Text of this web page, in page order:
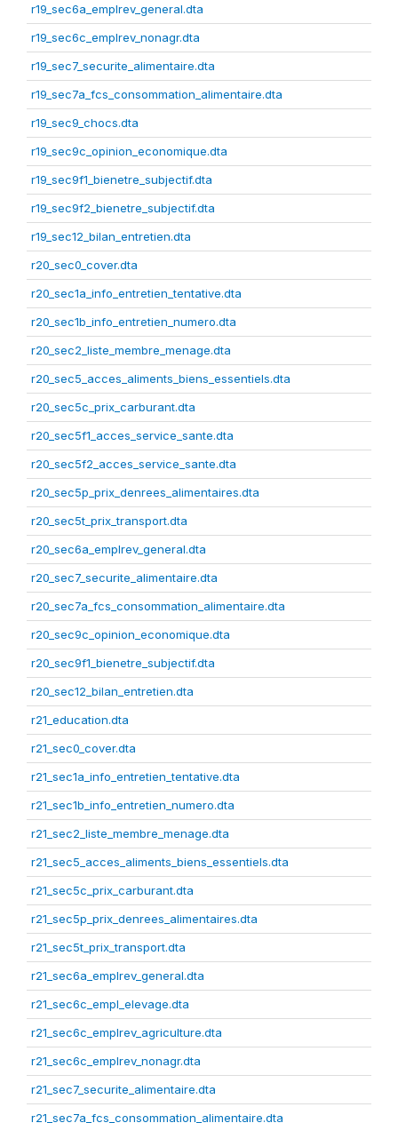
r19_sec6a_emplrev_general.dta
r19_sec6c_emplrev_nonagr.dta
r19_sec7_securite_alimentaire.dta
r19_sec7a_fcs_consommation_alimentaire.dta
r19_sec9_chocs.dta
r19_sec9c_opinion_economique.dta
r19_sec9f1_bienetre_subjectif.dta
r19_sec9f2_bienetre_subjectif.dta
r19_sec12_bilan_entretien.dta
r20_sec0_cover.dta
r20_sec1a_info_entretien_tentative.dta
r20_sec1b_info_entretien_numero.dta
r20_sec2_liste_membre_menage.dta
r20_sec5_acces_aliments_biens_essentiels.dta
r20_sec5c_prix_carburant.dta
r20_sec5f1_acces_service_sante.dta
r20_sec5f2_acces_service_sante.dta
r20_sec5p_prix_denrees_alimentaires.dta
r20_sec5t_prix_transport.dta
r20_sec6a_emplrev_general.dta
r20_sec7_securite_alimentaire.dta
r20_sec7a_fcs_consommation_alimentaire.dta
r20_sec9c_opinion_economique.dta
r20_sec9f1_bienetre_subjectif.dta
r20_sec12_bilan_entretien.dta
r21_education.dta
r21_sec0_cover.dta
r21_sec1a_info_entretien_tentative.dta
r21_sec1b_info_entretien_numero.dta
r21_sec2_liste_membre_menage.dta
r21_sec5_acces_aliments_biens_essentiels.dta
r21_sec5c_prix_carburant.dta
r21_sec5p_prix_denrees_alimentaires.dta
r21_sec5t_prix_transport.dta
r21_sec6a_emplrev_general.dta
r21_sec6c_empl_elevage.dta
r21_sec6c_emplrev_agriculture.dta
r21_sec6c_emplrev_nonagr.dta
r21_sec7_securite_alimentaire.dta
r21_sec7a_fcs_consommation_alimentaire.dta